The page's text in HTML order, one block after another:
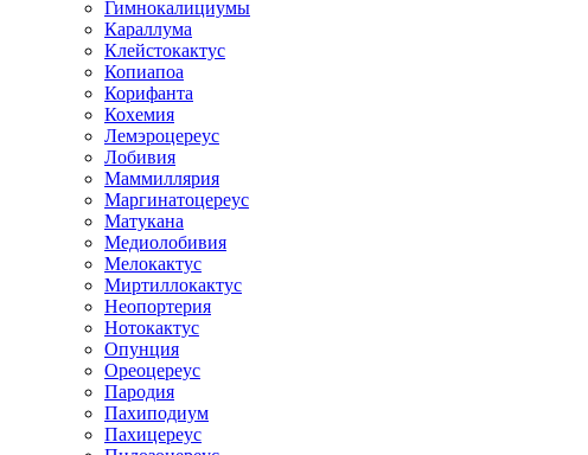
Гимнокалициумы
Караллума
Клейстокактус
Копиапоа
Корифанта
Кохемия
Лемэроцереус
Лобивия
Маммиллярия
Маргинатоцереус
Матукана
Медиолобивия
Мелокактус
Миртиллокактус
Неопортерия
Нотокактус
Опунция
Ореоцереус
Пародия
Пахиподиум
Пахицереус